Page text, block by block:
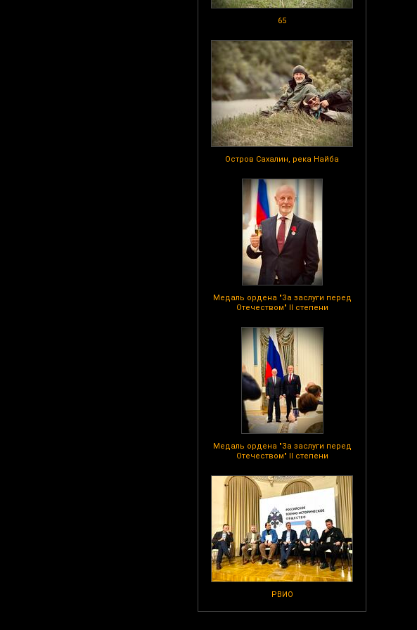
65
Остров Сахалин, река Найба
Медаль ордена "За заслуги перед
Отечеством" II степени
Медаль ордена "За заслуги перед
Отечеством" II степени
РВИО